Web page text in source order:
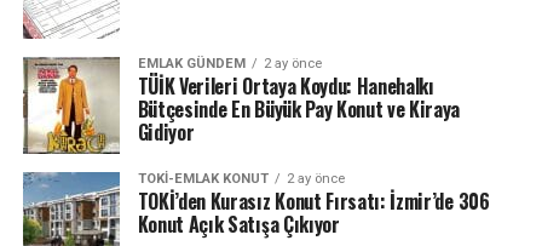
EMLAK GÜNDEM 2 ay önce
TÜİK Verileri Ortaya Koydu: Hanehalkı
Bütçesinde En Büyük Pay Konut ve Kiraya
Gidiyor
TOKI-EMLAK KONUT 2 ay önce
TOKİ’den Kurasız Konut Fırsatı: İzmir’de 306
Konut Açık Satışa Çıkıyor